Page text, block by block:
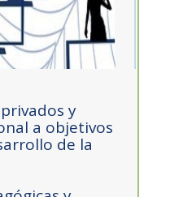
y
a objetivos
de la